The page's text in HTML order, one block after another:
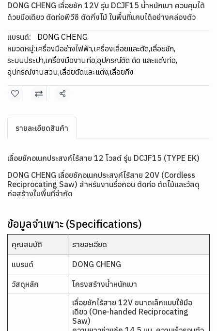
DONG CHENG เลื่อยชัก 12V รุ่น DCJF15 น้ำหนักเบา ควบคุมได้
ด้วยมือเดียว ตัดท่อพีวีซี ตัดกิ่งไม้ ในพื้นที่แคบได้อย่างคล่องตัว
แบรนด์:
DONG CHENG
หมวดหมู่:เครื่องมือช่างไฟฟ้า,เครื่องเลื่อยและตัด,เลื่อยชัก,
ระบบประปา,เครื่องมืองานท่อ,อุปกรณ์ตัด ดัด และแต่งท่อ,
อุปกรณ์งานสวน,เลื่อยตัดและแต่ง,เลื่อยกิ่ง
แชร์
รายละเอียดสินค้า
เลื่อยชักอเนกประสงค์ไร้สาย 12 โวลต์ รุ่น DCJF15 (TYPE EK)
DONG CHENG เลื่อยชักอเนกประสงค์ไร้สาย 20V (Cordless
Reciprocating Saw) สำหรับงานรื้อถอน ตัดท่อ ตัดไม้และวัสดุ
ก่อสร้างในพื้นที่จำกัด
ข้อมูลจำเพาะ (Specifications)
คุณสมบัติ รายละเอียด
แบรนด์ DONG CHENG
วัสดุหลัก โครงสร้างน้ำหนักเบา
เลื่อยชักไร้สาย 12V ขนาดเล็กแบบใช้มือ
เดียว (One-handed Reciprocating
Saw)